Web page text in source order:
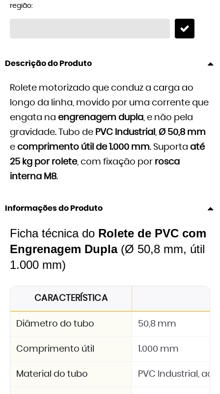
região:
Descrição do Produto
Rolete motorizado que conduz a carga ao
longo da linha, movido por uma corrente que
engata na engrenagem dupla, e não pela
gravidade. Tubo de PVC Industrial , Ø 50,8 mm
e comprimento útil de 1.000 mm. Suporta até
25 kg por rolete, com fixação por rosca
interna M8.
Informações do Produto
Ficha técnica do Rolete de PVC com
Engrenagem Dupla(Ø 50,8 mm, útil
1.000 mm)
CARACTERÍSTICA
Diâmetro do tubo 50,8 mm
Comprimento útil 1.000 mm
Material do tubo PVC Industrial,